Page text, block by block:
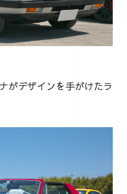
がデザインを手がけたラ